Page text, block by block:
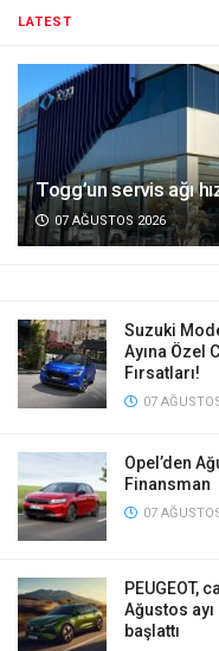
LATEST
Togg’un servis ağı
07 AĞUSTOS 2026
Suzuki
Ayına Özel
Fırsatları!
07
Opel’den
Finansman
07
PEUGEOT,
Ağustos ayı
başlattı